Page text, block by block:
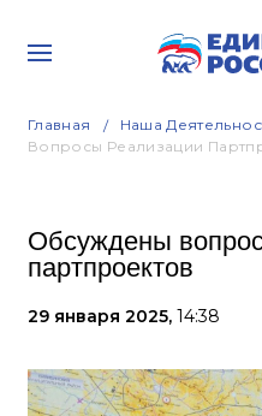
Главная Наша
Вопросы Реализации
Обсуждены
партпроектов
29 января 2025, 14:38